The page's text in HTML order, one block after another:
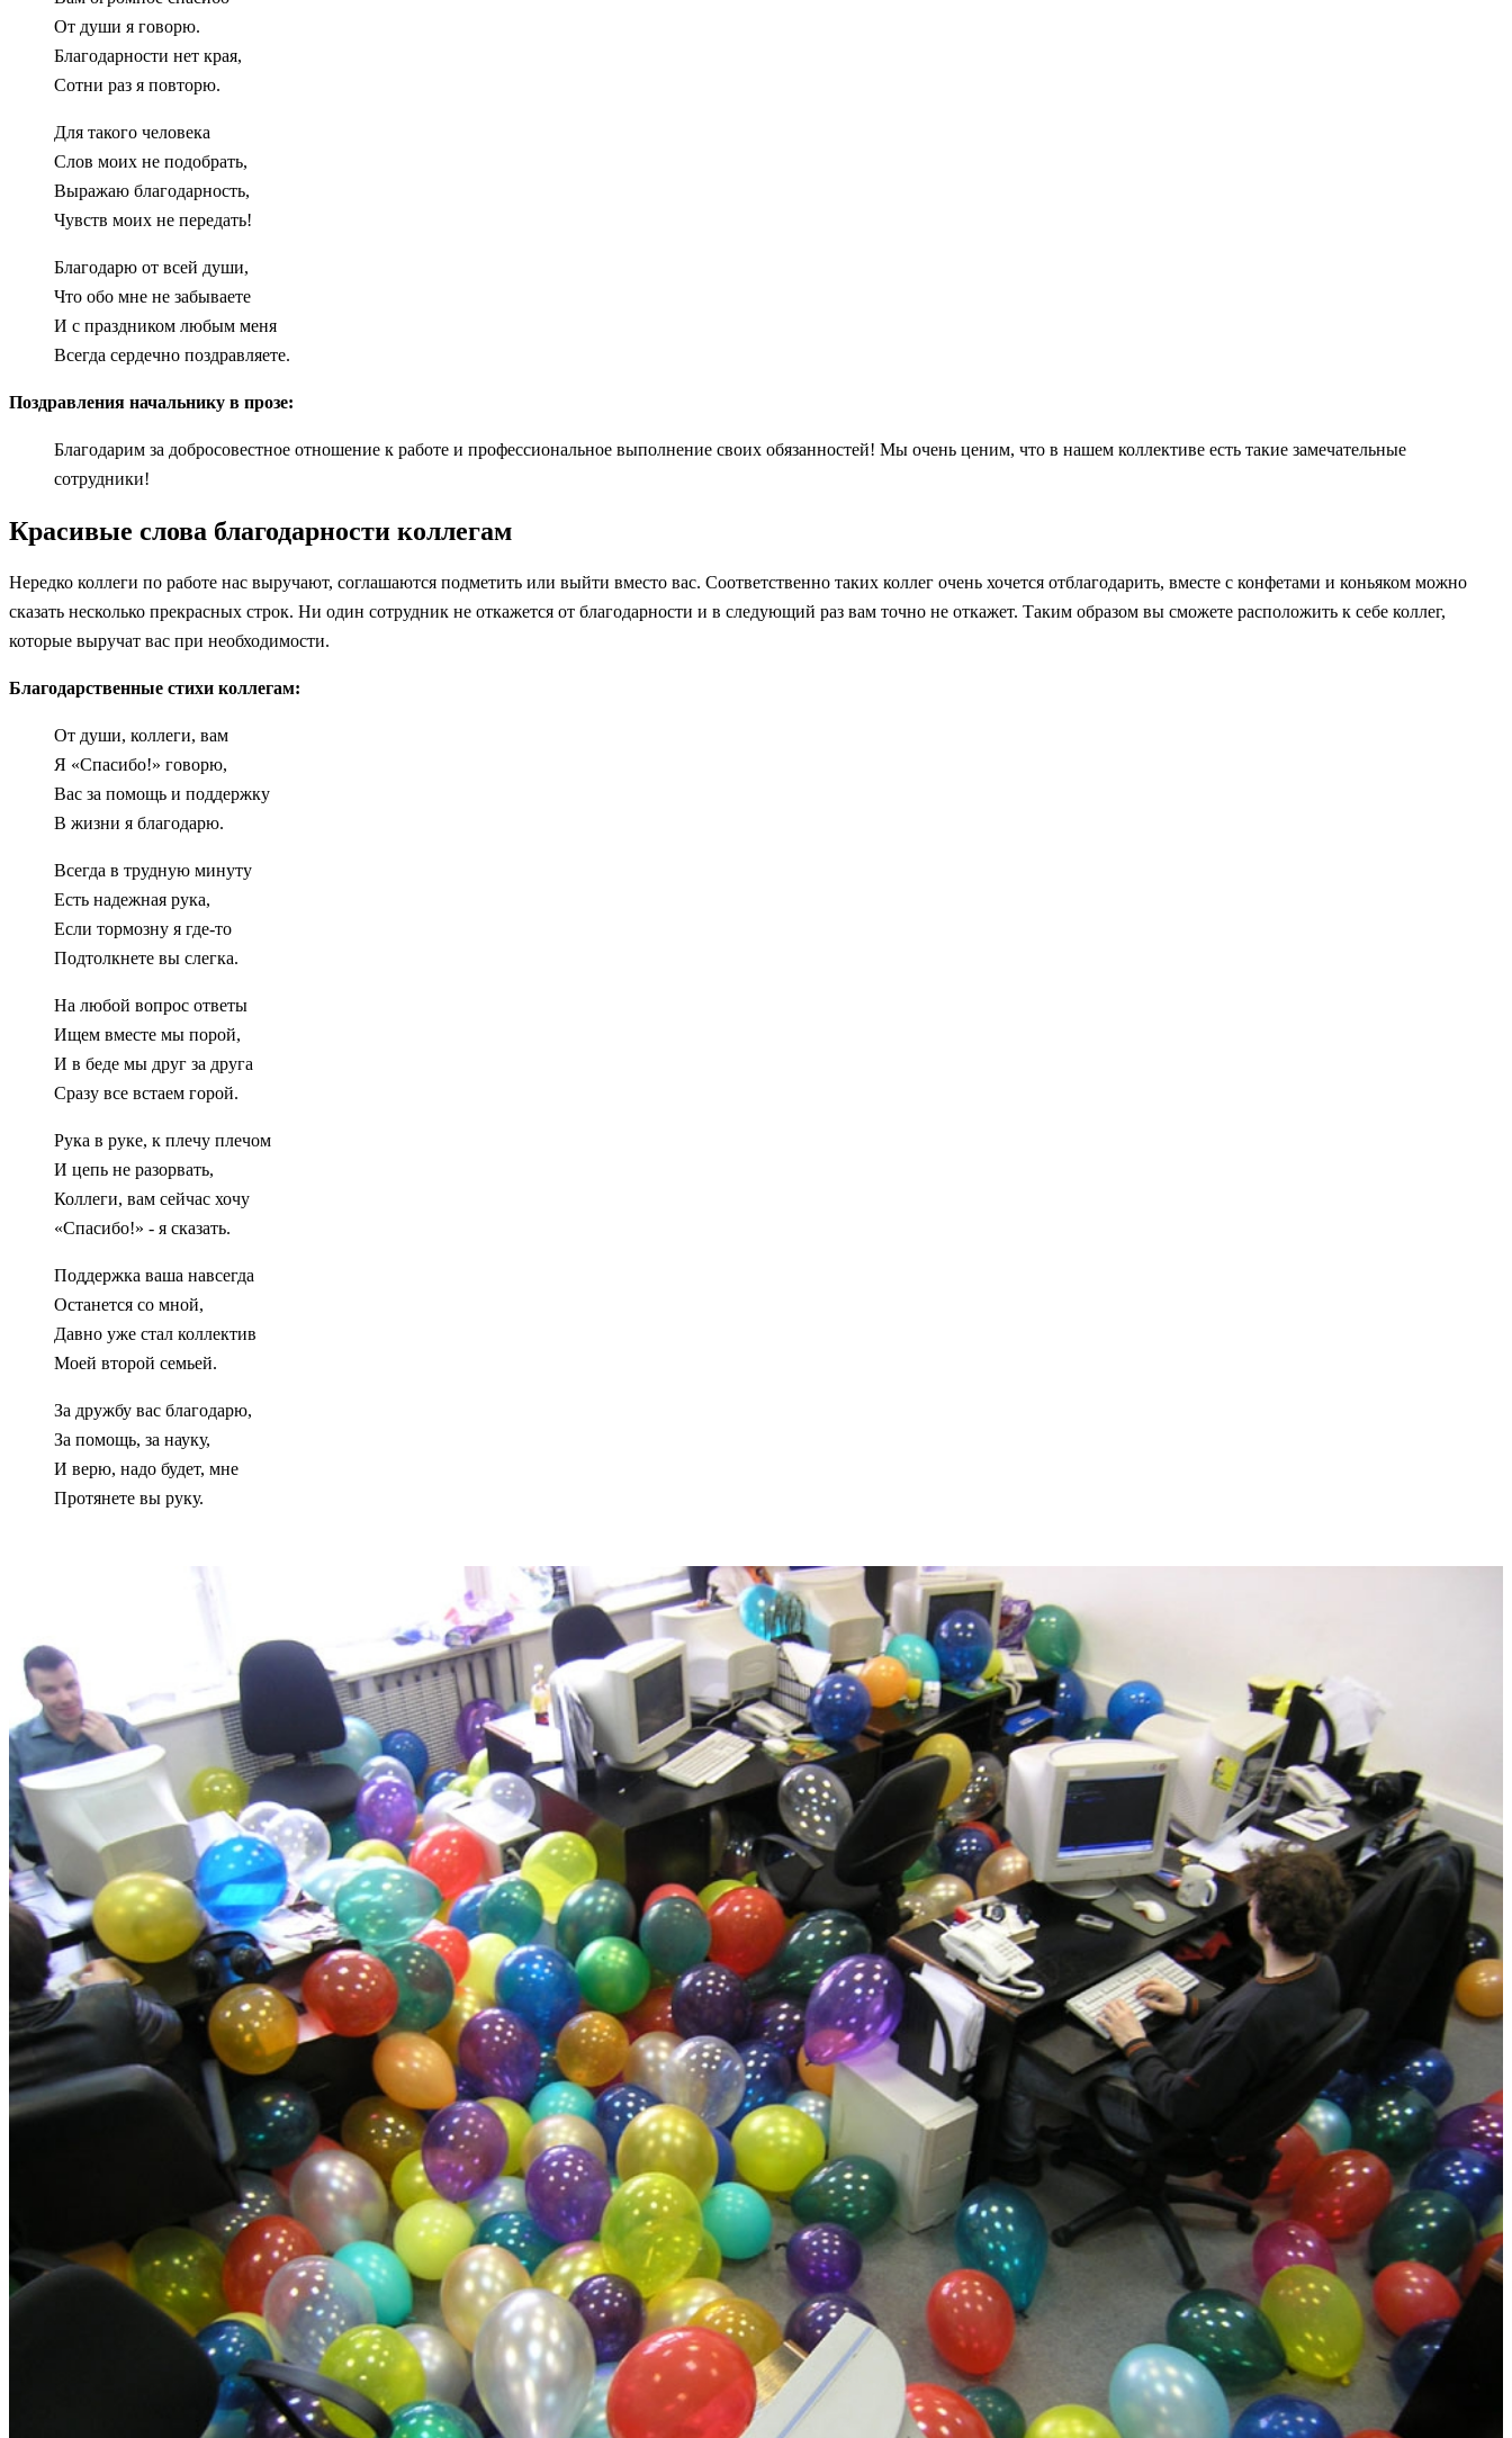
От души я говорю.
Благодарности нет края,
Сотни раз я повторю.
Для такого человека
Слов моих не подобрать,
Выражаю благодарность,
Чувств моих не передать!
Благодарю от всей души,
Что обо мне не забываете
И с праздником любым меня
Всегда сердечно поздравляете.
Поздравления начальнику в прозе:
Благодарим за добросовестное отношение к работе и профессиональное выполнение своих обязанностей! Мы очень ценим, что в нашем коллективе есть такие замечательные
сотрудники!
Красивые слова благодарности коллегам
Нередко коллеги по работе нас выручают, соглашаются подметить или выйти вместо вас. Соответственно таких коллег очень хочется отблагодарить, вместе с конфетами и коньяком можно
сказать несколько прекрасных строк. Ни один сотрудник не откажется от благодарности и в следующий раз вам точно не откажет. Таким образом вы сможете расположить к себе коллег,
которые выручат вас при необходимости.
Благодарственные стихи коллегам:
От души, коллеги, вам
Я «Спасибо!» говорю,
Вас за помощь и поддержку
В жизни я благодарю.
Всегда в трудную минуту
Есть надежная рука,
Если тормозну я где-то
Подтолкнете вы слегка.
На любой вопрос ответы
Ищем вместе мы порой,
И в беде мы друг за друга
Сразу все встаем горой.
Рука в руке, к плечу плечом
И цепь не разорвать,
Коллеги, вам сейчас хочу
«Спасибо!» - я сказать.
Поддержка ваша навсегда
Останется со мной,
Давно уже стал коллектив
Моей второй семьей.
За дружбу вас благодарю,
За помощь, за науку,
И верю, надо будет, мне
Протянете вы руку.